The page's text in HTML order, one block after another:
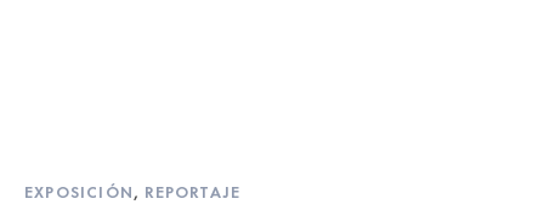
EXPOSICIÓN, REPORTAJE